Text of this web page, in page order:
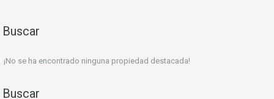
Buscar
¡No se ha encontrado ninguna propiedad destacada!
Buscar